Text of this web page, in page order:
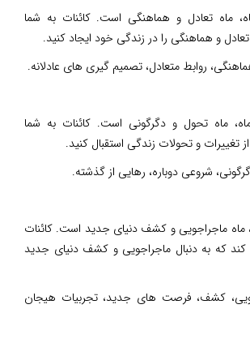
ماه تعادل و هماهنگی است. کائنات به شما
و هماهنگی را در زندگی خود ایجاد کنید.
روابط متعادل، تصمیم گیری های عادلانه.
ماه، ماه تحول و دگرگونی است. کائنات به شما
تغییرات و تحولات زندگی استقبال کنید.
شروعی دوباره، رهایی از گذشته.
ماه ماجراجویی و کشف دنیای جدید است. کائنات
که به دنبال ماجراجویی و کشف دنیای جدید
کشف، فرصت های جدید، تجربیات هیجان